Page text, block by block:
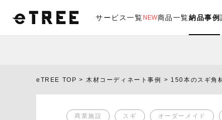
サービス一覧 NEW商品一覧納品事例
eTREE TOP 木材コーディネート事例 150本のスギ角
商業施設 スギ オーダーメイド